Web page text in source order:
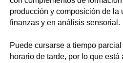
producción y composición de la
finanzas y en análisis sensorial.
Puede cursarse a tiempo
horario de tarde, por lo que